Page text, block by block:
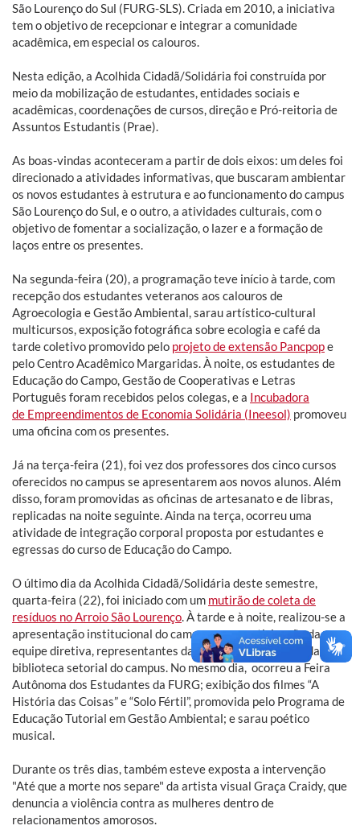
São Lourenço do Sul (FURG-SLS). Criada em 2010, a iniciativa
tem o objetivo de recepcionar e integrar a comunidade
acadêmica, em especial os calouros.
Nesta edição, a Acolhida Cidadã/Solidária foi construída por
meio da mobilização de estudantes, entidades sociais e
acadêmicas, coordenações de cursos, direção e Pró-reitoria de
Assuntos Estudantis (Prae).
As boas-vindas aconteceram a partir de dois eixos: um deles foi
direcionado a atividades informativas, que buscaram ambientar
os novos estudantes à estrutura e ao funcionamento do campus
São Lourenço do Sul, e o outro, a atividades culturais, com o
objetivo de fomentar a socialização, o lazer e a formação de
laços entre os presentes.
Na segunda-feira (20), a programação teve início à tarde, com
recepção dos estudantes veteranos aos calouros de
Agroecologia e Gestão Ambiental, sarau artístico-cultural
multicursos, exposição fotográfica sobre ecologia e café da
tarde coletivo promovido pelo projeto de extensão Pancpope
pelo Centro Acadêmico Margaridas. À noite, os estudantes de
Educação do Campo, Gestão de Cooperativas e Letras
Português foram recebidos pelos colegas, e a Incubadora
de Empreendimentos de Economia Solidária (Ineesol) promoveu
uma oficina com os presentes.
Já na terça-feira (21), foi vez dos professores dos cinco cursos
oferecidos no campus se apresentarem aos novos alunos. Além
disso, foram promovidas as oficinas de artesanato e de libras,
replicadas na noite seguinte. Ainda na terça, ocorreu uma
atividade de integração corporal proposta por estudantes e
egressas do curso de Educação do Campo.
O último dia da Acolhida Cidadã/Solidária deste semestre,
quarta-feira (22), foi iniciado com um mutirão de coleta de
resíduos no Arroio São Lourenço. À tarde e à noite, realizou-se a
apresentação institucional do campus, com participação da
equipe diretiva, representantes da secretaria, da Prae e da
biblioteca setorial do campus. No mesmo dia, ocorreu a Feira
Autônoma dos Estudantes da FURG; exibição dos filmes “A
História das Coisas” e “Solo Fértil”, promovida pelo Programa de
Educação Tutorial em Gestão Ambiental; e sarau poético
musical.
Durante os três dias, também esteve exposta a intervenção
"Até que a morte nos separe" da artista visual Graça Craidy, que
denuncia a violência contra as mulheres dentro de
relacionamentos amorosos.